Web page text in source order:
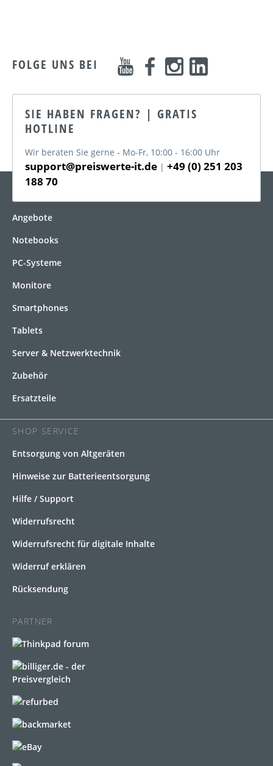
FOLGE UNS BEI
SIE HABEN FRAGEN? | GRATIS
HOTLINE
Wir beraten Sie gerne - Mo-Fr, 10:00 - 16:00 Uhr
support@preiswerte-it.de | +49 (0) 251 203
188 70
Angebote
Notebooks
PC-Systeme
Monitore
Smartphones
Tablets
Server & Netzwerktechnik
Zubehör
Ersatzteile
SHOP SERVICE
Entsorgung von Altgeräten
Hinweise zur Batterieentsorgung
Hilfe / Support
Widerrufsrecht
Widerrufsrecht für digitale Inhalte
Widerruf erklären
Rücksendung
PARTNER